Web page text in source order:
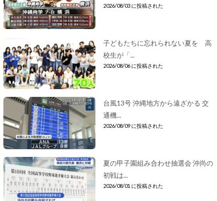
2026/08/03 に投稿された
子どもたちに忘れられない夏を 高
校生が「...
2026/08/06 に投稿された
台風13号 沖縄地方から遠ざかる 交
通機...
2026/08/09 に投稿された
夏の甲子園組み合わせ抽選会 沖尚の
初戦は...
2026/08/01 に投稿された